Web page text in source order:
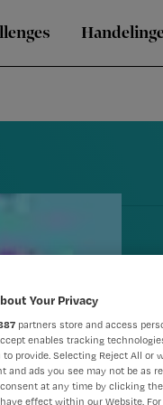
Your Privacy
partners store and access
enables tracking
to provide. Selecting Reject All
and ads you see may not be as
at any time by clicking
effect within our Website. For